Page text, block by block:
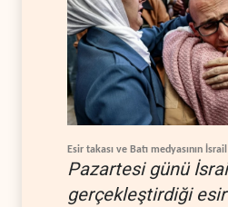
Esir takası ve Batı medyasının İsrail
Pazartesi günü
gerçekleştirdiği esir